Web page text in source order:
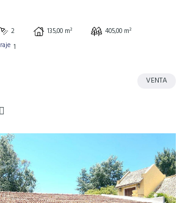
2 135,00 m²
405,00 m²
1
VENTA